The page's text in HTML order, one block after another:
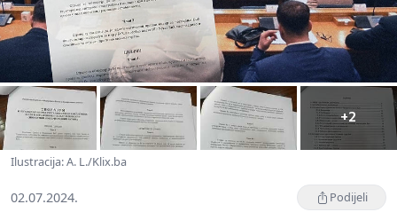
+2
Ilustracija: A. L./Klix.ba
02.07.2024. Podijeli